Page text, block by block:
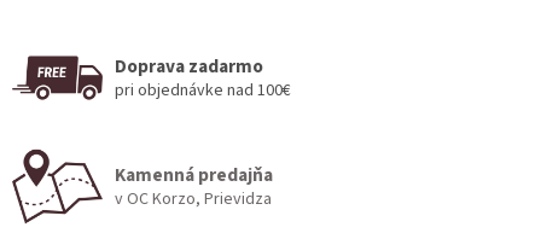
Doprava zadarmo
pri objednávke nad 100€
Kamenná predajňa
v OC Korzo, Prievidza